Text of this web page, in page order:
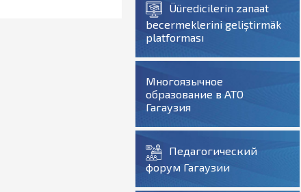
Üüredicilerin zanaat
becermeklerini geliştirmäk
platforması
Многоязычное
образование в АТО
Гагаузия
Педагогический
форум Гагаузии